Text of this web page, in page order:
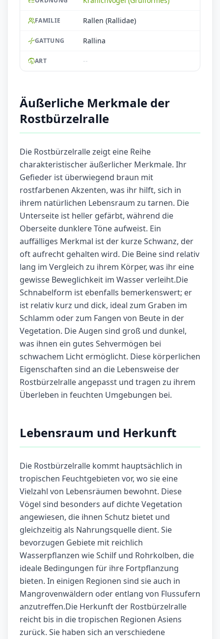
FAMILIE Rallen (Rallidae)
GATTUNG Rallina
ART --
Äußerliche Merkmale der
Rostbürzelralle
Die Rostbürzelralle zeigt eine Reihe
charakteristischer äußerlicher Merkmale. Ihr
Gefieder ist überwiegend braun mit
rostfarbenen Akzenten, was ihr hilft, sich in
ihrem natürlichen Lebensraum zu tarnen. Die
Unterseite ist heller gefärbt, während die
Oberseite dunklere Töne aufweist. Ein
auffälliges Merkmal ist der kurze Schwanz, der
oft aufrecht gehalten wird. Die Beine sind relativ
lang im Vergleich zu ihrem Körper, was ihr eine
gewisse Beweglichkeit im Wasser verleiht.Die
Schnabelform ist ebenfalls bemerkenswert; er
ist relativ kurz und dick, ideal zum Graben im
Schlamm oder zum Fangen von Beute in der
Vegetation. Die Augen sind groß und dunkel,
was ihnen ein gutes Sehvermögen bei
schwachem Licht ermöglicht. Diese körperlichen
Eigenschaften sind an die Lebensweise der
Rostbürzelralle angepasst und tragen zu ihrem
Überleben in feuchten Umgebungen bei.
Lebensraum und Herkunft
Die Rostbürzelralle kommt hauptsächlich in
tropischen Feuchtgebieten vor, wo sie eine
Vielzahl von Lebensräumen bewohnt. Diese
Vögel sind besonders auf dichte Vegetation
angewiesen, die ihnen Schutz bietet und
gleichzeitig als Nahrungsquelle dient. Sie
bevorzugen Gebiete mit reichlich
Wasserpflanzen wie Schilf und Rohrkolben, die
ideale Bedingungen für ihre Fortpflanzung
bieten. In einigen Regionen sind sie auch in
Mangrovenwäldern oder entlang von Flussufern
anzutreffen.Die Herkunft der Rostbürzelralle
reicht bis in die tropischen Regionen Asiens
zurück. Sie haben sich an verschiedene